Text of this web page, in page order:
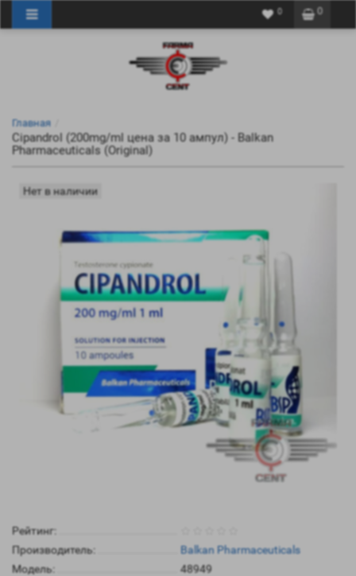
0
0
Главная
Cipandrol (200mg/ml цена за 10 ампул) - Balkan
Pharmaceuticals (Original)
Нет в наличии
Рейтинг:
Производитель:
Balkan Pharmaceuticals
Модель:
48949